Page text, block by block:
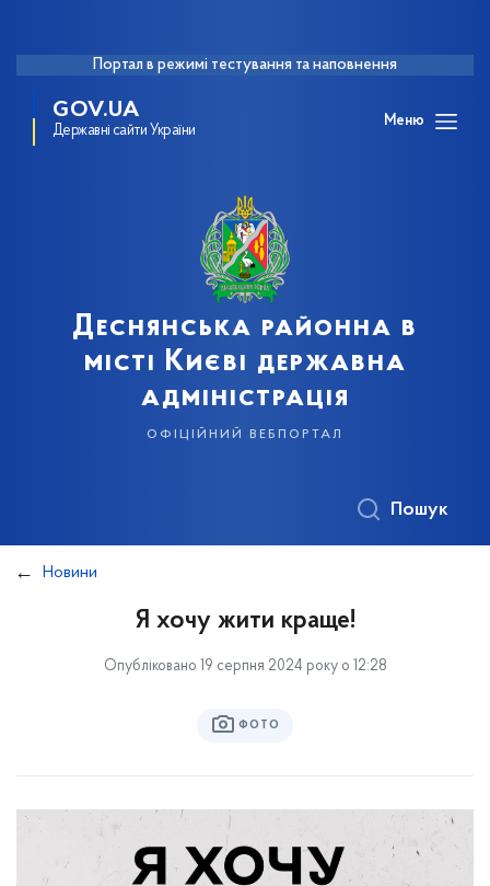
Портал в режимі тестування та наповнення
GOV.UA
Державні сайти України
Меню
Деснянська районна в
місті Києві державна
адміністрація
офіційний вебпортал
Пошук
Новини
Я хочу жити краще!
Опубліковано 19 серпня 2024 року о 12:28
ФОТО